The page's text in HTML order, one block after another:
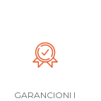
GARANCIONI I